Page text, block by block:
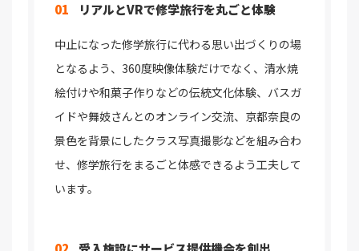
01 リアルとVRで修学旅行を丸ごと体験
中止になった修学旅行に代わる思い出づくりの場
となるよう、360度映像体験だけでなく、清水焼
絵付けや和菓子作りなどの伝統文化体験、バスガ
イドや舞妓さんとのオンライン交流、京都奈良の
景色を背景にしたクラス写真撮影などを組み合わ
せ、修学旅行をまるごと体感できるよう工夫して
います。